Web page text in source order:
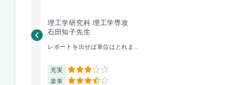
理工学研究科 理工学専攻
石田知子先生
レポートを出せば単位はとれま...
充実 3
楽単 3.5